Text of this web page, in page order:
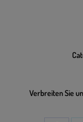
Verbreiten Sie